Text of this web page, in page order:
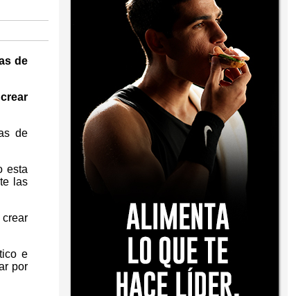
de
de
esta
las
e
por